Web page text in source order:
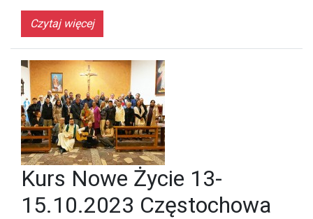
Czytaj więcej
Kurs Nowe Życie 13-
15.10.2023 Częstochowa